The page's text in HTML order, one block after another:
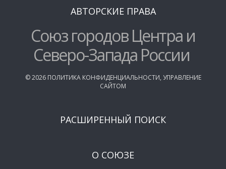
АВТОРСКИЕ ПРАВА
Союз городов Центра и
Северо-Запада России
©2026 ПОЛИТИКА КОНФИДЕНЦИАЛЬНОСТИ, УПРАВЛЕНИЕ
САЙТОМ
РАСШИРЕННЫЙ ПОИСК
О СОЮЗЕ